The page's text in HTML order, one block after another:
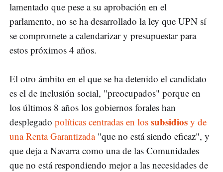
lamentado que pese a su aprobación en el
parlamento, no se ha desarrollado la ley que UPN sí
se compromete a calendarizar y presupuestar para
estos próximos 4 años.
El otro ámbito en el que se ha detenido el candidato
es el de inclusión social, "preocupados" porque en
los últimos 8 años los gobiernos forales han
desplegado políticas centradas en los subsidios y de
una Renta Garantizada"que no está siendo eficaz", y
que deja a Navarra como una de las Comunidades
que no está respondiendo mejor a las necesidades de